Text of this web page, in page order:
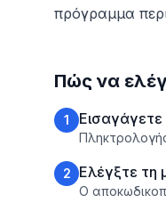
πρόγραμμα
Πώς να
1 Εισαγάγετε
2 Ελέγξτε τη
Ο